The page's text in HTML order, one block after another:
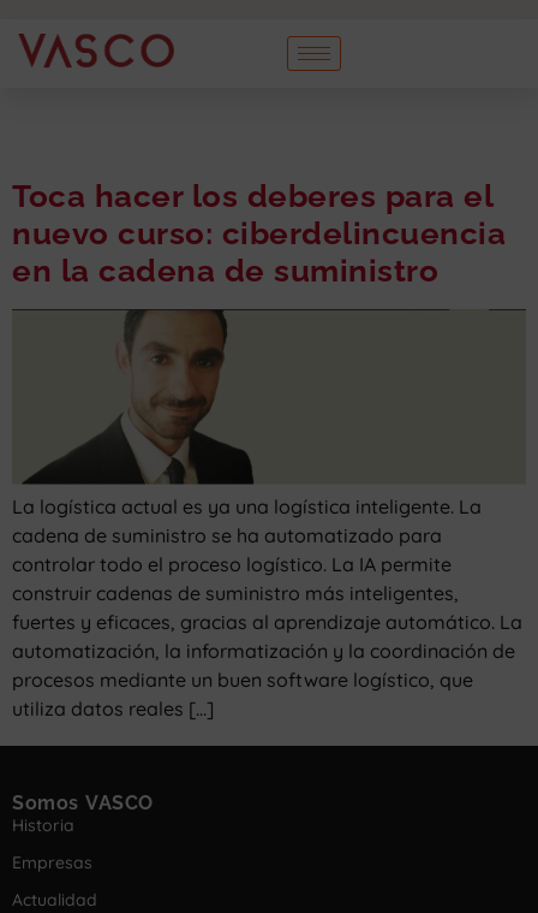
Toca hacer los deberes para el
nuevo curso: ciberdelincuencia
en la cadena de suministro
La logística actual es ya una logística inteligente. La
cadena de suministro se ha automatizado para
controlar todo el proceso logístico. La IA permite
construir cadenas de suministro más inteligentes,
fuertes y eficaces, gracias al aprendizaje automático. La
automatización, la informatización y la coordinación de
procesos mediante un buen software logístico, que
utiliza datos reales […]
Somos VASCO
Historia
Empresas
Actualidad